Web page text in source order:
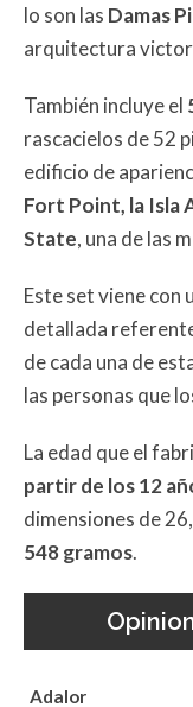
lo son las Damas
arquitectura
También incluye el
rascacielos de 52
edificio de
Fort Point, la Isla
State, una de las
Este set viene con
detallada
de cada una de
las personas que
La edad que el
partir de los 12
dimensiones de
548 gramos.
Adalor